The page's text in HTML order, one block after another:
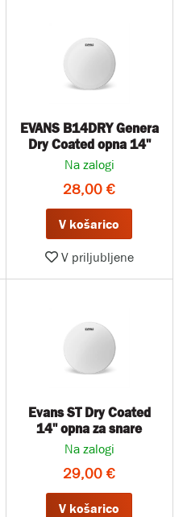
EVANS B14DRY Genera
Dry Coated opna 14"
Na zalogi
28,00 €
V košarico
V priljubljene
Evans ST Dry Coated
14'' opna za snare
Na zalogi
29,00 €
V košarico